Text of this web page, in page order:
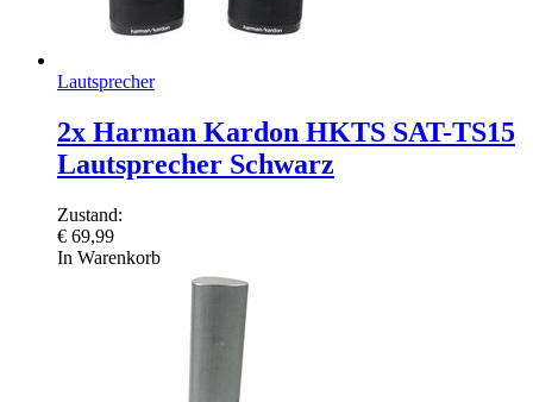
Lautsprecher
2x Harman Kardon HKTS SAT-TS15
Lautsprecher Schwarz
Zustand:
€ 69,99
In Warenkorb